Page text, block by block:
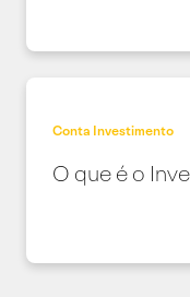
Conta Investimento
O que é o